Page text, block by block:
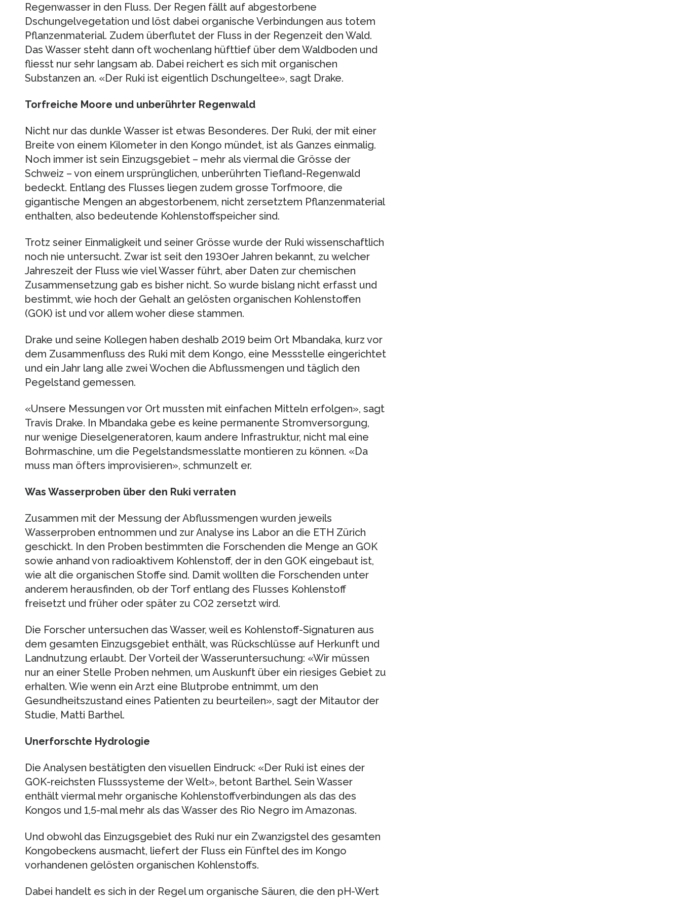
Regenwasser in den Fluss. Der Regen fällt auf abgestorbene
Dschungelvegetation und löst dabei organische Verbindungen aus totem
Pflanzenmaterial. Zudem überflutet der Fluss in der Regenzeit den Wald.
Das Wasser steht dann oft wochenlang hüfttief über dem Waldboden und
fliesst nur sehr langsam ab. Dabei reichert es sich mit organischen
Substanzen an. «Der Ruki ist eigentlich Dschungeltee», sagt Drake.
Torfreiche Moore und unberührter Regenwald
Nicht nur das dunkle Wasser ist etwas Besonderes. Der Ruki, der mit einer
Breite von einem Kilometer in den Kongo mündet, ist als Ganzes einmalig.
Noch immer ist sein Einzugsgebiet – mehr als viermal die Grösse der
Schweiz – von einem ursprünglichen, unberührten Tiefland-​Regenwald
bedeckt. Entlang des Flusses liegen zudem grosse Torfmoore, die
gigantische Mengen an abgestorbenem, nicht zersetztem Pflanzenmaterial
enthalten, also bedeutende Kohlenstoffspeicher sind.
Trotz seiner Einmaligkeit und seiner Grösse wurde der Ruki wissenschaftlich
noch nie untersucht. Zwar ist seit den 1930er Jahren bekannt, zu welcher
Jahreszeit der Fluss wie viel Wasser führt, aber Daten zur chemischen
Zusammensetzung gab es bisher nicht. So wurde bislang nicht erfasst und
bestimmt, wie hoch der Gehalt an gelösten organischen Kohlenstoffen
(GOK) ist und vor allem woher diese stammen.
Drake und seine Kollegen haben deshalb 2019 beim Ort Mbandaka, kurz vor
dem Zusammenfluss des Ruki mit dem Kongo, eine Messstelle eingerichtet
und ein Jahr lang alle zwei Wochen die Abflussmengen und täglich den
Pegelstand gemessen.
«Unsere Messungen vor Ort mussten mit einfachen Mitteln erfolgen», sagt
Travis Drake. In Mbandaka gebe es keine permanente Stromversorgung,
nur wenige Dieselgeneratoren, kaum andere Infrastruktur, nicht mal eine
Bohrmaschine, um die Pegelstandsmesslatte montieren zu können. «Da
muss man öfters improvisieren», schmunzelt er.
Was Wasserproben über den Ruki verraten
Zusammen mit der Messung der Abflussmengen wurden jeweils
Wasserproben entnommen und zur Analyse ins Labor an die ETH Zürich
geschickt. In den Proben bestimmten die Forschenden die Menge an GOK
sowie anhand von radioaktivem Kohlenstoff, der in den GOK eingebaut ist,
wie alt die organischen Stoffe sind. Damit wollten die Forschenden unter
anderem herausfinden, ob der Torf entlang des Flusses Kohlenstoff
freisetzt und früher oder später zu CO2 zersetzt wird.
Die Forscher untersuchen das Wasser, weil es Kohlenstoff-Signaturen aus
dem gesamten Einzugsgebiet enthält, was Rückschlüsse auf Herkunft und
Landnutzung erlaubt. Der Vorteil der Wasseruntersuchung: «Wir müssen
nur an einer Stelle Proben nehmen, um Auskunft über ein riesiges Gebiet zu
erhalten. Wie wenn ein Arzt eine Blutprobe entnimmt, um den
Gesundheitszustand eines Patienten zu beurteilen», sagt der Mitautor der
Studie, Matti Barthel.
Unerforschte Hydrologie
Die Analysen bestätigten den visuellen Eindruck: «Der Ruki ist eines der
GOK-reichsten Flusssysteme der Welt», betont Barthel. Sein Wasser
enthält viermal mehr organische Kohlenstoffverbindungen als das des
Kongos und 1,5-mal mehr als das Wasser des Rio Negro im Amazonas.
Und obwohl das Einzugsgebiet des Ruki nur ein Zwanzigstel des gesamten
Kongobeckens ausmacht, liefert der Fluss ein Fünftel des im Kongo
vorhandenen gelösten organischen Kohlenstoffs.
Dabei handelt es sich in der Regel um organische Säuren, die den pH-Wert